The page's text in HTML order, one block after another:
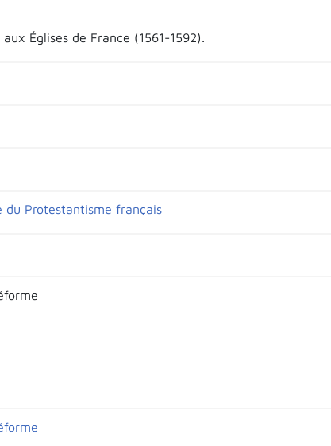
Églises de France (1561-1592).
Protestantisme français